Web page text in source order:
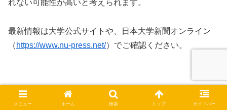
れない可能性が高いと考えられます。
最新情報は大学公式サイトや、日本大学新聞オンライン
（ https://www.nu-press.net/）でご確認ください。
メニュー ホーム 検索 トップ サイドバー